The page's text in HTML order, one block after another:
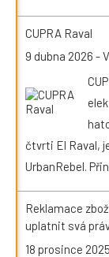
CUPRA Raval
9 dubna 2026 -
čtvrti El Raval,
UrbanRebel.
Reklamace
uplatnit svá
18 prosince 2025